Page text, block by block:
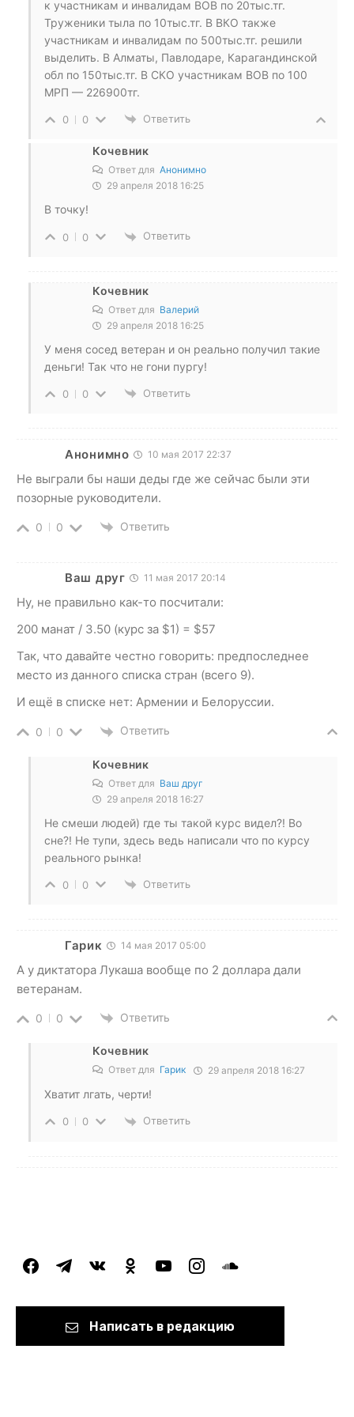
к участникам и инвалидам ВОВ по 20тыс.тг.
Труженики тыла по 10тыс.тг. В ВКО также
участникам и инвалидам по 500тыс.тг. решили
выделить. В Алматы, Павлодаре, Карагандинской
обл по 150тыс.тг. В СКО участникам ВОВ по 100
МРП — 226900тг.
0 0 Ответить
Кочевник
Ответ для Анонимно
29 апреля 2018 16:25
В точку!
0 0 Ответить
Кочевник
Ответ для Валерий
29 апреля 2018 16:25
У меня сосед ветеран и он реально получил такие
деньги! Так что не гони пургу!
0 0 Ответить
Анонимно 10 мая 2017 22:37
Не выграли бы наши деды где же сейчас были эти
позорные руководители.
0 0 Ответить
Ваш друг 11 мая 2017 20:14
Ну, не правильно как-то посчитали:
200 манат / 3.50 (курс за $1) = $57
Так, что давайте честно говорить: предпоследнее
место из данного списка стран (всего 9).
И ещё в списке нет: Армении и Белоруссии.
0 0 Ответить
Кочевник
Ответ для Ваш друг
29 апреля 2018 16:27
Не смеши людей) где ты такой курс видел?! Во
сне?! Не тупи, здесь ведь написали что по курсу
реального рынка!
0 0 Ответить
Гарик 14 мая 2017 05:00
А у диктатора Лукаша вообще по 2 доллара дали
ветеранам.
0 0 Ответить
Кочевник
Ответ для Гарик 29 апреля 2018 16:27
Хватит лгать, черти!
0 0 Ответить
facebooktelegramvkontakteodnoklassniki
youtubeinstagramsoundcloud
Написать в редакцию